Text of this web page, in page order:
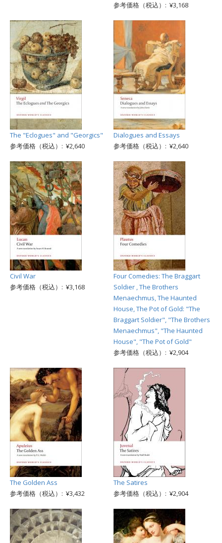
参考価格（税込）: ¥3,168
The "Eclogues" and "Georgics"
参考価格（税込）: ¥2,640
Dialogues and Essays
参考価格（税込）: ¥2,640
Civil War
参考価格（税込）: ¥3,168
Four Comedies: The Braggart
Soldier , The Brothers
Menaechmus, The Haunted
House, The Pot of Gold: "The
Braggart Soldier", "The Brothers
Menaechmus", "The Haunted
House", "The Pot of Gold"
参考価格（税込）: ¥2,904
The Golden Ass
参考価格（税込）: ¥3,432
The Satires
参考価格（税込）: ¥2,904